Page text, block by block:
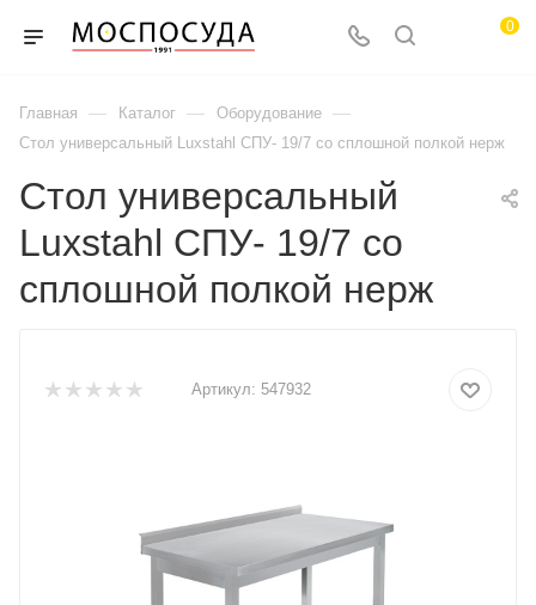
0
Главная — Каталог — Оборудование —
Стол универсальный Luxstahl СПУ- 19/7 со сплошной полкой нерж
Стол универсальный
Luxstahl СПУ- 19/7 со
сплошной полкой нерж
Артикул: 547932